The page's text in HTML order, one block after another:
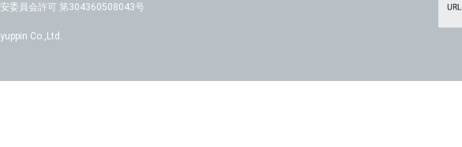
者への提供の停止の請求などがあれば、ご本人の確認をさせていただいた上で、速やかに対応
※個人情報の開示請求には手数料として800円(税別)をご本人様にご負担いただいております。
があります。
委員会許可 第304360508043号
Co.,Ltd.